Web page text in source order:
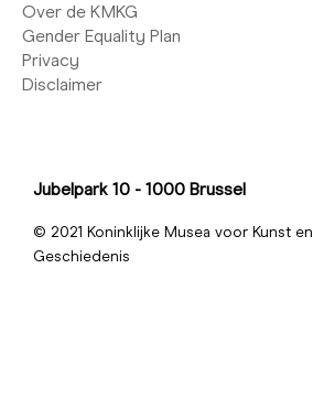
Over de KMKG
Gender Equality Plan
Privacy
Disclaimer
Jubelpark 10 - 1000 Brussel
© 2021 Koninklijke Musea voor Kunst en
Geschiedenis